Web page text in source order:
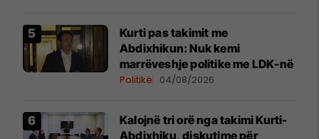
Kurti pas takimit me
Abdixhikun: Nuk kemi
marrëveshje politike me LDK-në
Politikë 04/08/2026
Kalojnë tri orë nga takimi Kurti-
Abdixhiku, diskutime për